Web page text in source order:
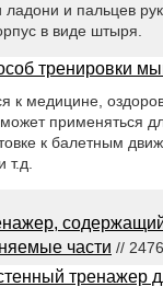
и пальцев
в виде штыря.
тренировки
к медицине,
применяться
к балетным
т.д.
части //
тренажер